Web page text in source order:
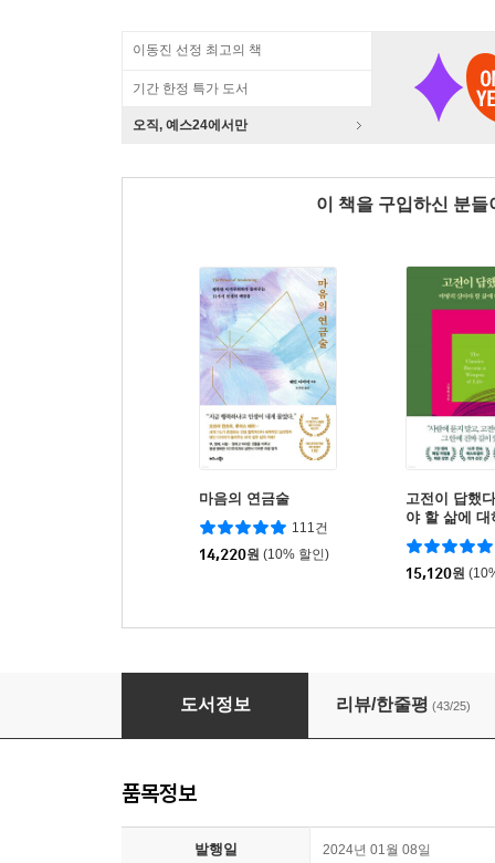
이동진 선정 최고의 책
기간 한정 특가 도서
오직, 예스24에서만
이 책을 구입하신 분
마음의 연금술
111건
14,220원 (10% 할인)
고전이 답했
야 할 삶에 대
15,120원
인생의 태도
도서정보 리뷰/한줄평 (43/25)
품목정보
발행일 2024년 01월 08일